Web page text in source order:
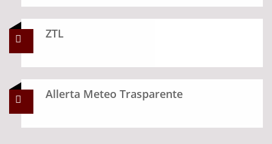
ZTL
Allerta Meteo Trasparente